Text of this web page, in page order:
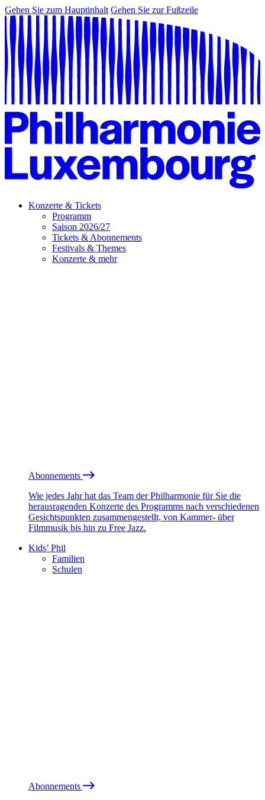
Gehen Sie zum Hauptinhalt Gehen Sie zur Fußzeile
Konzerte & Tickets
Programm
Saison 2026/27
Tickets & Abonnements
Festivals & Themes
Konzerte & mehr
Abonnements
Wie jedes Jahr hat das Team der Philharmonie für Sie die
herausragenden Konzerte des Programms nach verschiedenen
Gesichtspunkten zusammengestellt, von Kammer- über
Filmmusik bis hin zu Free Jazz.
Kids’ Phil
Familien
Schulen
Abonnements